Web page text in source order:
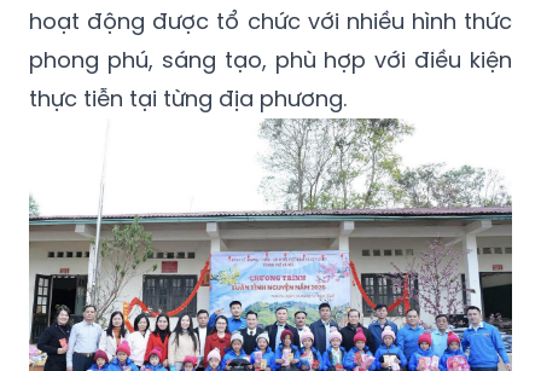
hoạt động được tổ chức với nhiều hình thức
phong phú, sáng tạo, phù hợp với điều kiện
thực tiễn tại từng địa phương.